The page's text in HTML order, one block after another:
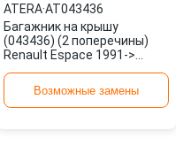
ATERA·AT043436
Багажник на крышу
(043436) (2 поперечины)
Renault Espace 1991->
Возможные замены